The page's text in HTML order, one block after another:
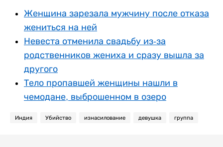
Женщина зарезала мужчину после отказа
жениться на ней
Невеста отменила свадьбу из-за
родственников жениха и сразу вышла за
другого
Тело пропавшей женщины нашли в
чемодане, выброшенном в озеро
Индия Убийство изнасилование девушка группа